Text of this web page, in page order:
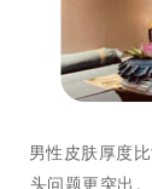
男性皮肤厚度
头问题更突出